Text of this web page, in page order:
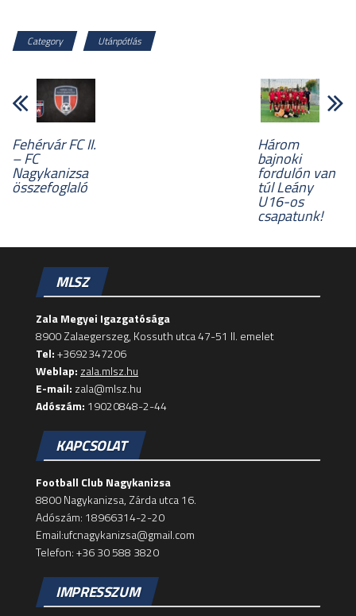
Category Utánpótlás
Fehérvár FC II.
– FC
Nagykanizsa
összefoglaló
Három
bajnoki
fordulón van
túl Leány
U16-os
csapatunk!
MLSZ
Zala Megyei Igazgatósága
8900 Zalaegerszeg, Kossuth utca 47-51 II. emelet
Tel:+3692347206
Weblap: zala.mlsz.hu
E-mail: zala@mlsz.hu
Adószám: 19020848-2-44
KAPCSOLAT
Football Club Nagykanizsa
8800 Nagykanizsa, Zárda utca 16.
Adószám: 18966314-2-20
Email:ufcnagykanizsa@gmail.com
Telefon: +36 30 588 3820
IMPRESSZUM